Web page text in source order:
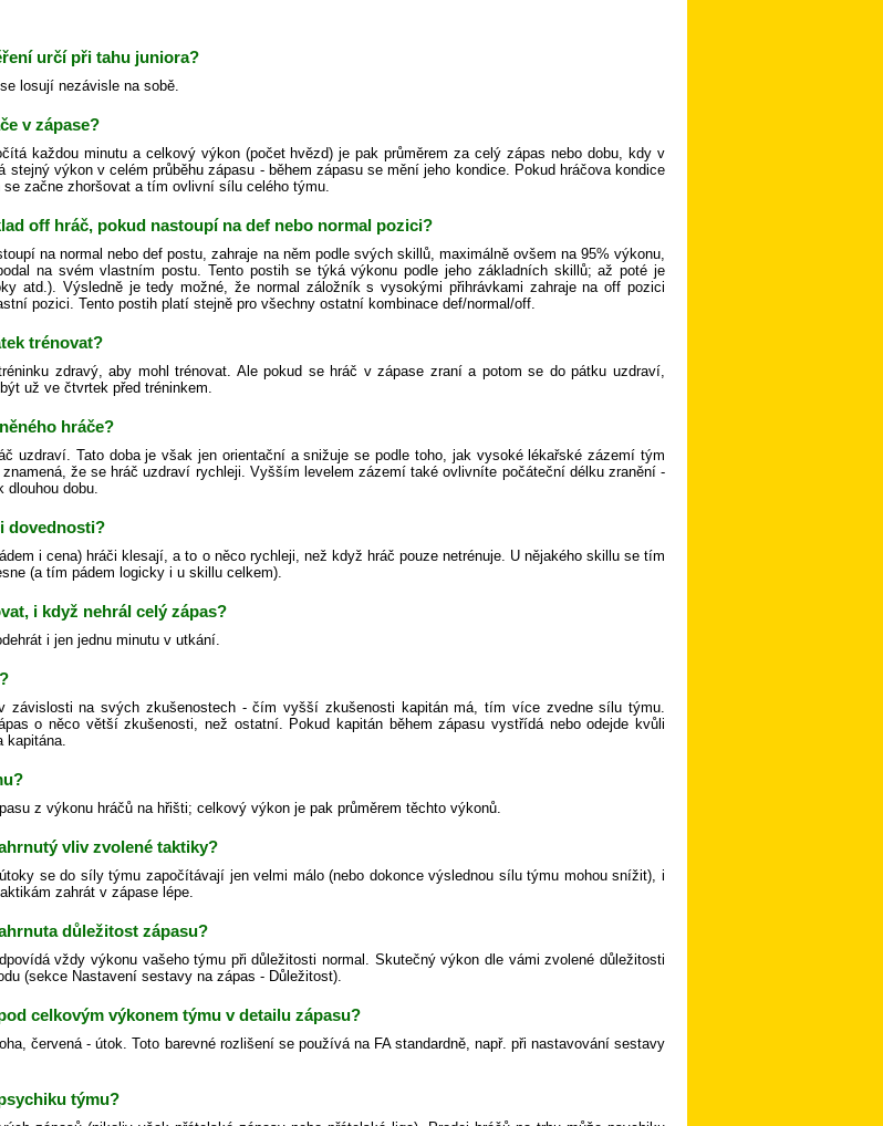
určí při tahu juniora?
losují nezávisle na sobě.
v zápase?
každou minutu a celkový výkon (počet hvězd) je pak průměrem za celý zápas nebo dobu, kdy v
stejný výkon v celém průběhu zápasu - během zápasu se mění jeho kondice. Pokud hráčova kondice
se začne zhoršovat a tím ovlivní sílu celého týmu.
off hráč, pokud nastoupí na def nebo normal pozici?
na normal nebo def postu, zahraje na něm podle svých skillů, maximálně ovšem na 95% výkonu,
na svém vlastním postu. Tento postih se týká výkonu podle jeho základních skillů; až poté je
atd.). Výsledně je tedy možné, že normal záložník s vysokými přihrávkami zahraje na off pozici
pozici. Tento postih platí stejně pro všechny ostatní kombinace def/normal/off.
trénovat?
zdravý, aby mohl trénovat. Ale pokud se hráč v zápase zraní a potom se do pátku uzdraví,
už ve čtvrtek před tréninkem.
hráče?
uzdraví. Tato doba je však jen orientační a snižuje se podle toho, jak vysoké lékařské zázemí tým
že se hráč uzdraví rychleji. Vyšším levelem zázemí také ovlivníte počáteční délku zranění -
dlouhou dobu.
dovednosti?
i cena) hráči klesají, a to o něco rychleji, než když hráč pouze netrénuje. U nějakého skillu se tím
(a tím pádem logicky i u skillu celkem).
i když nehrál celý zápas?
i jen jednu minutu v utkání.
závislosti na svých zkušenostech - čím vyšší zkušenosti kapitán má, tím více zvedne sílu týmu.
o něco větší zkušenosti, než ostatní. Pokud kapitán během zápasu vystřídá nebo odejde kvůli
kapitána.
z výkonu hráčů na hřišti; celkový výkon je pak průměrem těchto výkonů.
vliv zvolené taktiky?
se do síly týmu započítávají jen velmi málo (nebo dokonce výslednou sílu týmu mohou snížit), i
zahrát v zápase lépe.
důležitost zápasu?
vždy výkonu vašeho týmu při důležitosti normal. Skutečný výkon dle vámi zvolené důležitosti
(sekce Nastavení sestavy na zápas - Důležitost).
celkovým výkonem týmu v detailu zápasu?
červená - útok. Toto barevné rozlišení se používá na FA standardně, např. při nastavování sestavy
týmu?